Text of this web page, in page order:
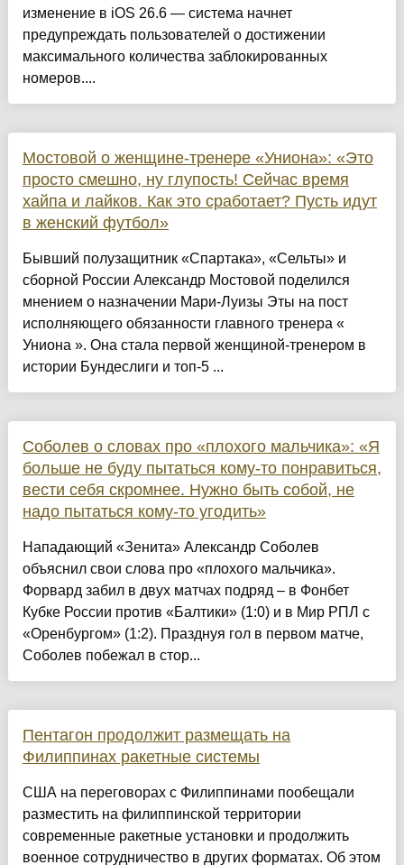
изменение в iOS 26.6 — система начнет
предупреждать пользователей о достижении
максимального количества заблокированных
номеров....
Мостовой о женщине-тренере «Униона»: «Это
просто смешно, ну глупость! Сейчас время
хайпа и лайков. Как это сработает? Пусть идут
в женский футбол»
Бывший полузащитник «Спартака», «Сельты» и
сборной России Александр Мостовой поделился
мнением о назначении Мари-Луизы Эты на пост
исполняющего обязанности главного тренера «
Униона ». Она стала первой женщиной-тренером в
истории Бундеслиги и топ-5 ...
Соболев о словах про «плохого мальчика»: «Я
больше не буду пытаться кому-то понравиться,
вести себя скромнее. Нужно быть собой, не
надо пытаться кому-то угодить»
Нападающий «Зенита» Александр Соболев
объяснил свои слова про «плохого мальчика».
Форвард забил в двух матчах подряд – в Фонбет
Кубке России против «Балтики» (1:0) и в Мир РПЛ с
«Оренбургом» (1:2). Празднуя гол в первом матче,
Соболев побежал в стор...
Пентагон продолжит размещать на
Филиппинах ракетные системы
США на переговорах с Филиппинами пообещали
разместить на филиппинской территории
современные ракетные установки и продолжить
военное сотрудничество в других форматах. Об этом